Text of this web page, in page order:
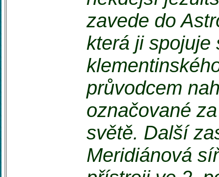
zavede do
která ji spojuje
průvodcem
označované
světě. Další
Meridiánová